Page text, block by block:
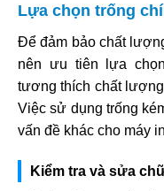
Lựa chọn trống
Để đảm bảo chất
nên ưu tiên lựa
tương thích chất
Việc sử dụng trống
vấn đề khác cho máy
Kiểm tra và sửa